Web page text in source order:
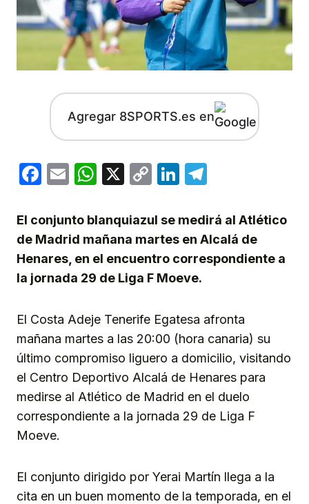
Agregar 8SPORTS.es en
Facebook
EmailWhatsApp
X
CopyLinkedIn
El conjunto blanquiazul se medirá al Atlético
de Madrid mañana martes en Alcalá de
Henares, en el encuentro correspondiente a
la jornada 29 de Liga F Moeve.
El Costa Adeje Tenerife Egatesa afronta
mañana martes a las 20:00 (hora canaria) su
último compromiso liguero a domicilio, visitando
el Centro Deportivo Alcalá de Henares para
medirse al Atlético de Madrid en el duelo
correspondiente a la jornada 29 de Liga F
Moeve.
El conjunto dirigido por Yerai Martín llega a la
cita en un buen momento de la temporada, en el